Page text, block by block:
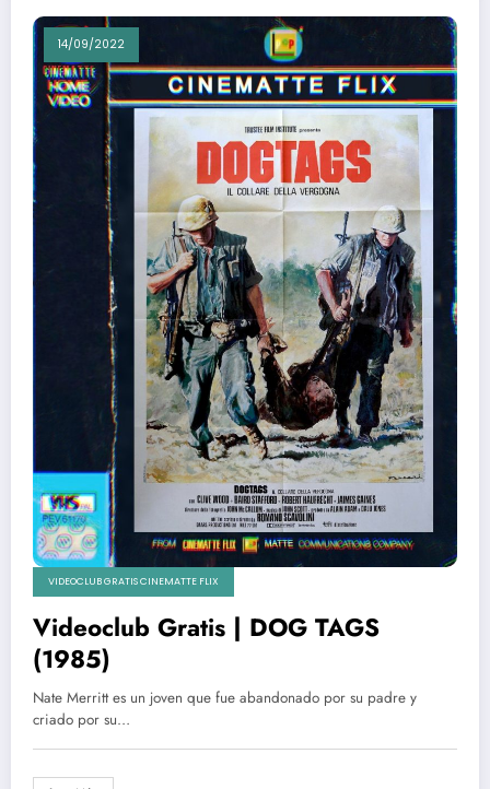
14/09/2022
VIDEOCLUB GRATIS CINEMATTE FLIX
Videoclub Gratis | DOG TAGS
(1985)
Nate Merritt es un joven que fue abandonado por su padre y
criado por su…